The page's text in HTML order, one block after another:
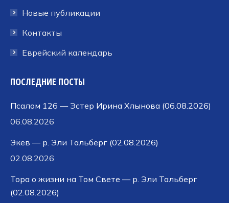
Новые публикации
Контакты
Еврейский календарь
ПОСЛЕДНИЕ ПОСТЫ
Псалом 126 — Эстер Ирина Хлынова (06.08.2026)
06.08.2026
Экев — р. Эли Тальберг (02.08.2026)
02.08.2026
Тора о жизни на Том Свете — р. Эли Тальберг
(02.08.2026)